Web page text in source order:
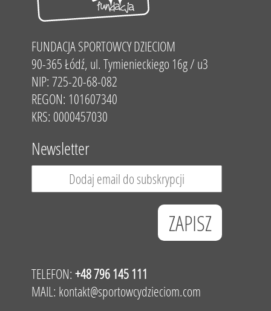
FUNDACJA SPORTOWCY DZIECIOM
90-365 Łódź, ul. Tymienieckiego 16g / u3
NIP: 725-20-68-082
REGON: 101607340
KRS: 0000457030
Newsletter
TELEFON: +48 796 145 111
MAIL: kontakt@sportowcydzieciom.com